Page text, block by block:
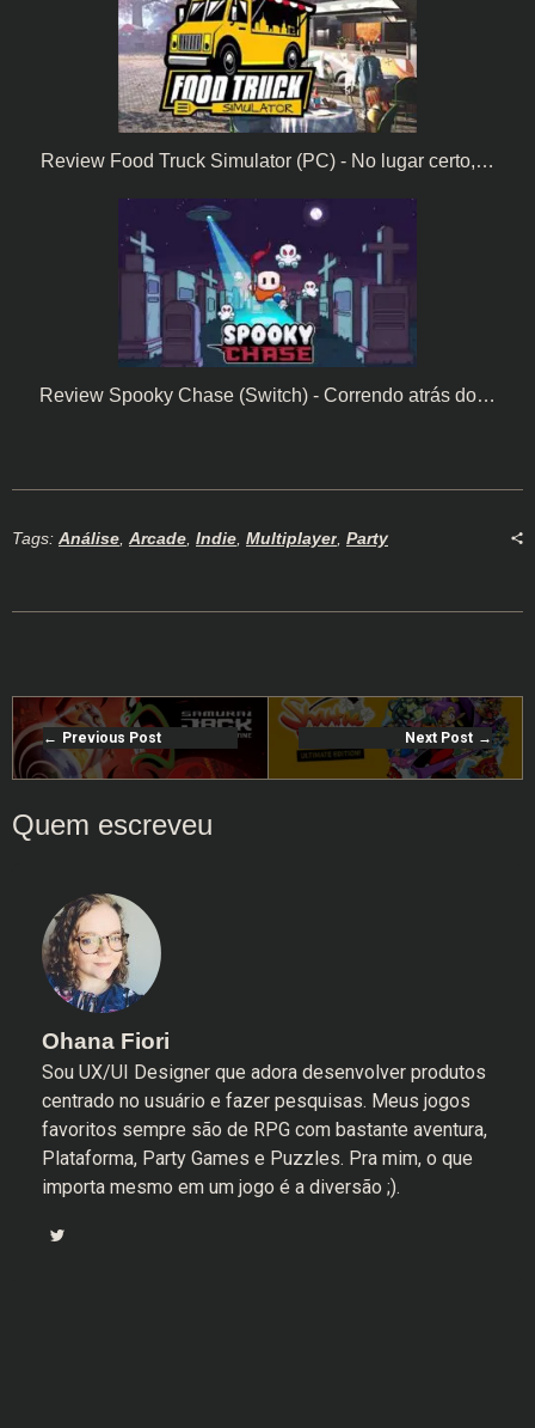
Review Food Truck Simulator (PC) - No lugar certo,…
Review Spooky Chase (Switch) - Correndo atrás do…
Tags: Análise, Arcade, Indie, Multiplayer, Party
Previous Post Next Post
Ohana Fiori
Sou UX/UI Designer que adora desenvolver produtos
centrado no usuário e fazer pesquisas. Meus jogos
favoritos sempre são de RPG com bastante aventura,
Plataforma, Party Games e Puzzles. Pra mim, o que
importa mesmo em um jogo é a diversão ;).